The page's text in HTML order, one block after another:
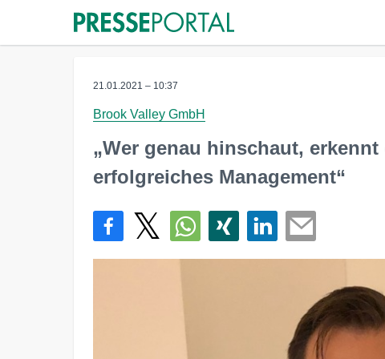
21.01.2021 – 10:37
Brook Valley GmbH
„Wer genau hinschaut,
erfolgreiches Management“